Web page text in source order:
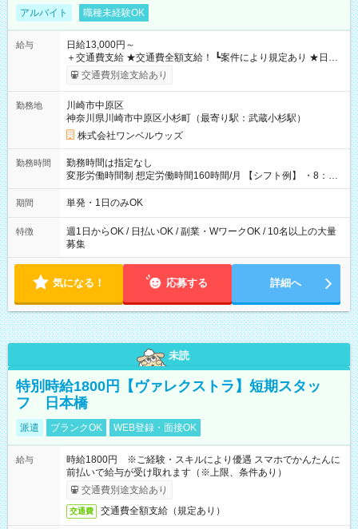
アルバイト 職種未経験OK
給与
日給13,000円～
＋交通費支給 ★交通費全額支給！ ┗案件により規定あり ★日払
いOK！（規定あり） ┗働いたその日に現金GET♪ お仕事後はコ
ンビニATMから 日払い分を引き落とせます！ 【試用期間】試
交通費別途支給あり
勤務地
川崎市中原区
神奈川県川崎市中原区小杉町（最寄り駅：武蔵小杉駅）
株式会社ワンベルウッズ
勤務時間
勤務時間は指定なし
変形労働時間制 想定労働時間160時間/月 【シフト例】 ・8：00
～21：00
期間 単発・1日のみOK
特徴
週1日からOK / 日払いOK / 副業・WワークOK / 10名以上の大量
募集
気になる！ 応募する 詳細へ
未読
特別時給1800円【ヴァレクストラ】短期スタッ
フ 日本橋
派遣 ブランクOK WEB登録・面接OK
給与
時給1800円 ※ご経験・スキルにより優遇 スマホでかんたんに
前払いで給与が受け取れます（※上限、条件あり）
交通費別途支給あり
交通費 交通費全額支給（規定あり）